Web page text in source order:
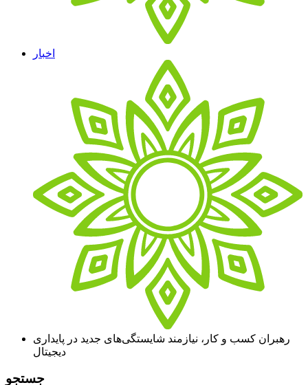
اخبار
رهبران کسب و کار، نیازمند شایستگی‏‏‌های جدید در پایداری
دیجیتال
جستجو